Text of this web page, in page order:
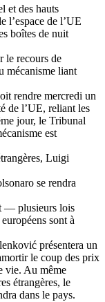
et des hauts
l’espace de l’UE
boîtes de nuit
le recours de
mécanisme liant
rendre mercredi un
de l’UE, reliant les
jour, le Tribunal
est
Luigi
se rendra
— plusieurs lois
sont à
présentera un
le coup des prix
vie. Au même
étrangères, le
dans le pays.